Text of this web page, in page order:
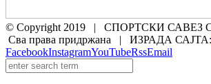
© Copyright 2019 | СПОРТСКИ САВЕЗ
Сва права придржана | ИЗРАДА САЈТА:
FacebookInstagramYouTubeRssEmail